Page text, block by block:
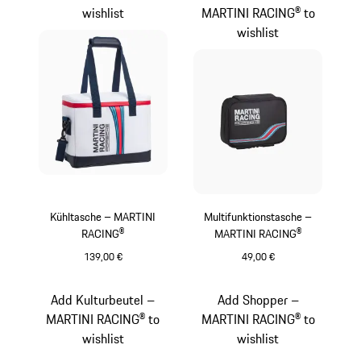
Kühltasche – MARTINI
RACING®
139,00 €
wishlist
Multifunktionstasche –
MARTINI RACING®
49,00 €
MARTINI RACING® to
wishlist
Add Kulturbeutel –
MARTINI RACING® to
wishlist
Add Shopper –
MARTINI RACING® to
wishlist